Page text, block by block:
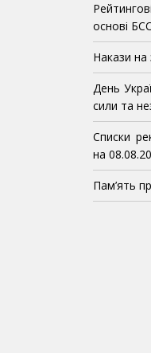
основі
Накази на
День
сили та
Списки
на
Пам’ять